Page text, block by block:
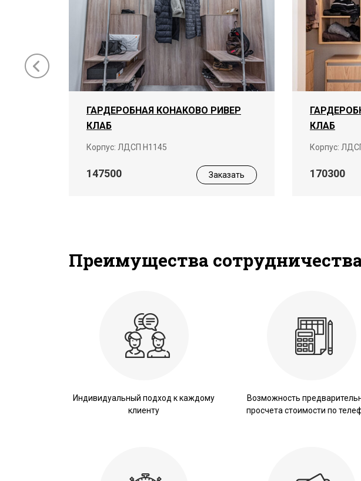
ГАРДЕРОБНАЯ КОНАКОВО РИВЕР
КЛАБ
Корпус: ЛДСП Н1145
147500 Заказать
КЛАБ
Корпус:
170300
Преимущества
Индивидуальный подход к каждому
клиенту
Возможность
просчета стоимости по